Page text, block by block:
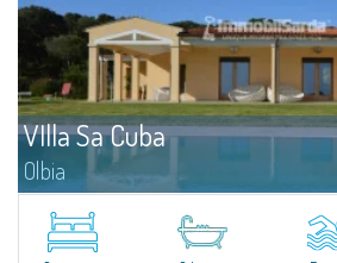
VIlla Sa Cuba
Olbia
GalluraIn posizione dominante su un
una proprietà esclusiva immersa in oltre 52.000